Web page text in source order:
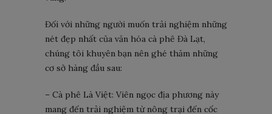
Đối với những người muốn trải nghiệm những
nét đẹp nhất của văn hóa cà phê Đà Lạt,
chúng tôi khuyên bạn nên ghé thăm những
cơ sở hàng đầu sau:
– Cà phê Là Việt: Viên ngọc địa phương này
mang đến trải nghiệm từ nông trại đến cốc